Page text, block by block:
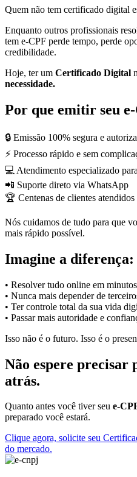
Quem não tem certificado digital
Enquanto outros profissionais
tem e-CPF perde tempo, perde
credibilidade.
Hoje, ter um Certificado Digital
necessidade.
Por que emitir seu e-
🔒 Emissão 100% segura e
⚡ Processo rápido e sem
💻 Atendimento especializado
📲 Suporte direto via WhatsApp
🏆 Centenas de clientes atendidos
Nós cuidamos de tudo para que
mais rápido possível.
Imagine a diferença:
• Resolver tudo online em minutos
• Nunca mais depender de
• Ter controle total da sua vida
• Passar mais autoridade e
Isso não é o futuro. Isso é o
Não espere precisar
atrás.
Quanto antes você tiver seu e-
preparado você estará.
Clique agora, solicite seu
do mercado.